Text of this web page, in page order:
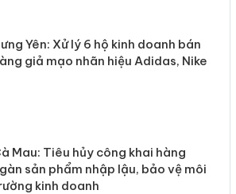
Yên: Xử lý 6 hộ kinh doanh bán
giả mạo nhãn hiệu Adidas, Nike
Mau: Tiêu hủy công khai hàng
sản phẩm nhập lậu, bảo vệ môi
kinh doanh